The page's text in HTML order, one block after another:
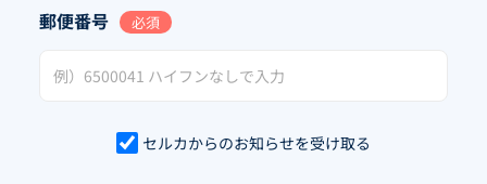
郵便番号 必須
セルカからのお知らせを受け取る